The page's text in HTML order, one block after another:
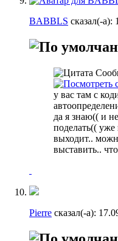
BABBLS сказал(-а):
у вас там с
да я знаю(( и
поделать(( уже
выходит..
выставить..
Pierre сказал(-а):